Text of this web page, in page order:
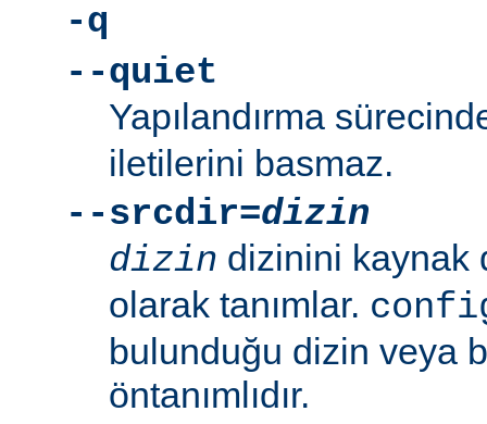
-q
--quiet
Yapılandırma
iletilerini basmaz.
--srcdir=dizin
dizin dizinini kaynak
olarak tanımlar.
bulunduğu dizin veya
öntanımlıdır.